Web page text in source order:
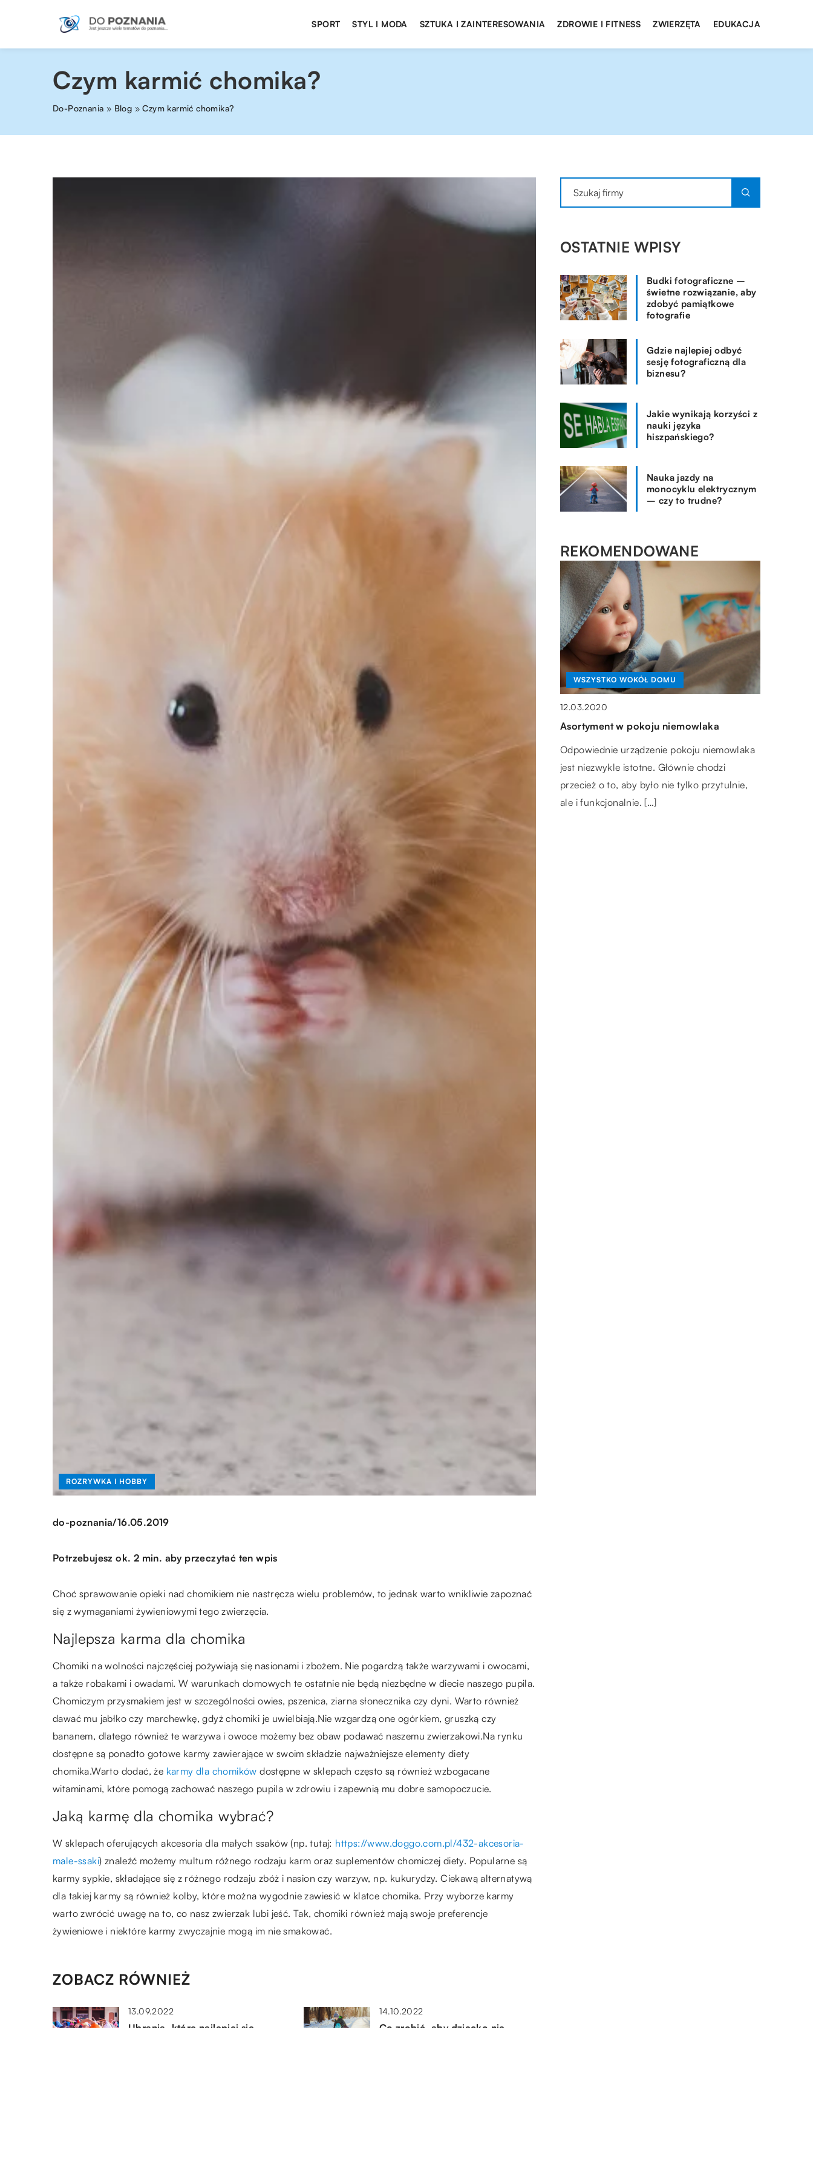
SPORT STYL I MODA SZTUKA I ZAINTERESOWANIA ZDROWIE I FITNESS ZWIERZĘTA EDUKACJA
Czym karmić chomika?
Do-Poznania » Blog »Czym karmić chomika?
ROZRYWKA I HOBBY
do-poznania/16.05.2019
Potrzebujesz ok. 2 min. aby przeczytać ten wpis
Choć sprawowanie opieki nad chomikiem nie nastręcza wielu problemów, to jednak warto wnikliwie zapoznać
się z wymaganiami żywieniowymi tego zwierzęcia.
Najlepsza karma dla chomika
Chomiki na wolności najczęściej pożywiają się nasionami i zbożem. Nie pogardzą także warzywami i owocami,
a także robakami i owadami. W warunkach domowych te ostatnie nie będą niezbędne w diecie naszego pupila.
Chomiczym przysmakiem jest w szczególności owies, pszenica, ziarna słonecznika czy dyni. Warto również
dawać mu jabłko czy marchewkę, gdyż chomiki je uwielbiają.Nie wzgardzą one ogórkiem, gruszką czy
bananem, dlatego również te warzywa i owoce możemy bez obaw podawać naszemu zwierzakowi.Na rynku
dostępne są ponadto gotowe karmy zawierające w swoim składzie najważniejsze elementy diety
chomika.Warto dodać, że karmy dla chomików dostępne w sklepach często są również wzbogacane
witaminami, które pomogą zachować naszego pupila w zdrowiu i zapewnią mu dobre samopoczucie.
Jaką karmę dla chomika wybrać?
W sklepach oferujących akcesoria dla małych ssaków (np. tutaj: https://www.doggo.com.pl/432-akcesoria-
male-ssaki) znaleźć możemy multum różnego rodzaju karm oraz suplementów chomiczej diety. Popularne są
karmy sypkie, składające się z różnego rodzaju zbóż i nasion czy warzyw, np. kukurydzy. Ciekawą alternatywą
dla takiej karmy są również kolby, które można wygodnie zawiesić w klatce chomika. Przy wyborze karmy
warto zwrócić uwagę na to, co nasz zwierzak lubi jeść. Tak, chomiki również mają swoje preferencje
żywieniowe i niektóre karmy zwyczajnie mogą im nie smakować.
ZOBACZ RÓWNIEŻ
13.09.2022
Ubrania, które najlepiej się
14.10.2022
Co zrobić, aby dziecko nie
OSTATNIE WPISY
Budki fotograficzne –
świetne rozwiązanie, aby
zdobyć pamiątkowe
fotografie
Gdzie najlepiej odbyć
sesję fotograficzną dla
biznesu?
Jakie wynikają korzyści z
nauki języka
hiszpańskiego?
Nauka jazdy na
monocyklu elektrycznym
– czy to trudne?
REKOMENDOWANE
BIZNES + RYNEK I FINANSE
18.02.2020
Jak obniżyć koszty eksploatacji aluminium
w zakładach przemysłowych?
Aluminium posiada wysoką odporność na
korozję. Niemniej jednak narażone na kontakt
ze środowiskiem zewnętrznym ulega
WSZYSTKO WOKÓŁ DOMU
12.03.2020
Asortyment w pokoju niemowlaka
Odpowiednie urządzenie pokoju niemowlaka
jest niezwykle istotne. Głównie chodzi
przecież o to, aby było nie tylko przytulnie,
ale i funkcjonalnie. […]
LIFESTYLE
11.02.2022
Sklepy online – jakie zakupy coraz
częściej wykonujemy przez internet?